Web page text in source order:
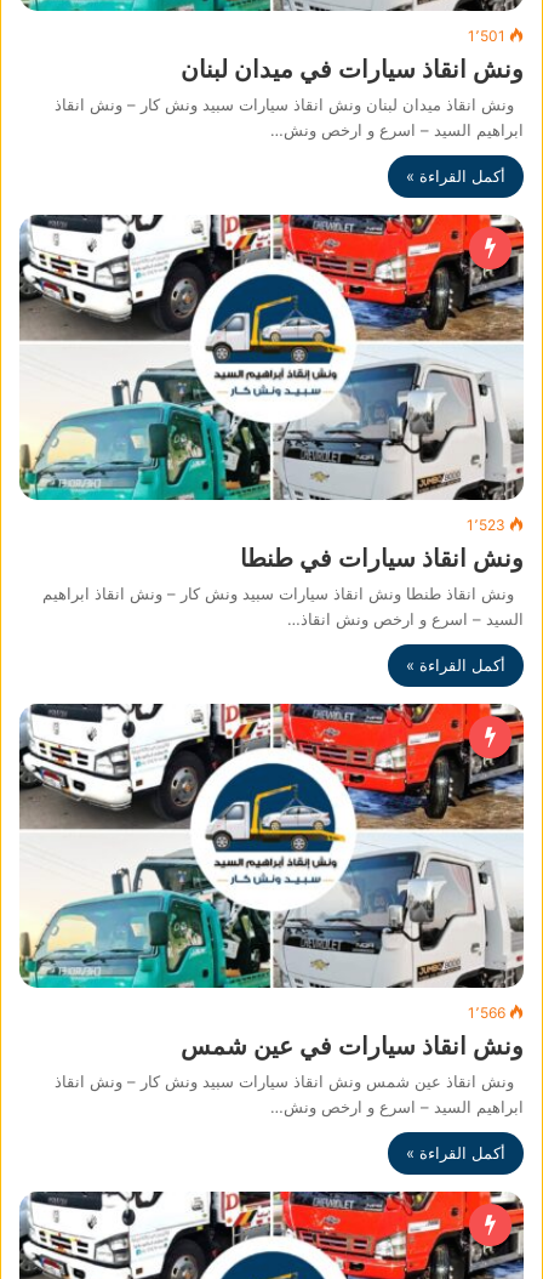
1٬501
ونش انقاذ سيارات في ميدان لبنان
ونش انقاذ ميدان لبنان ونش انقاذ سيارات سبيد ونش كار – ونش انقاذ
ابراهيم السيد – اسرع و ارخص ونش…
أكمل القراءة »
1٬523
ونش انقاذ سيارات في طنطا
ونش انقاذ طنطا ونش انقاذ سيارات سبيد ونش كار – ونش انقاذ ابراهيم
السيد – اسرع و ارخص ونش انقاذ…
أكمل القراءة »
1٬566
ونش انقاذ سيارات في عين شمس
ونش انقاذ عين شمس ونش انقاذ سيارات سبيد ونش كار – ونش انقاذ
ابراهيم السيد – اسرع و ارخص ونش…
أكمل القراءة »